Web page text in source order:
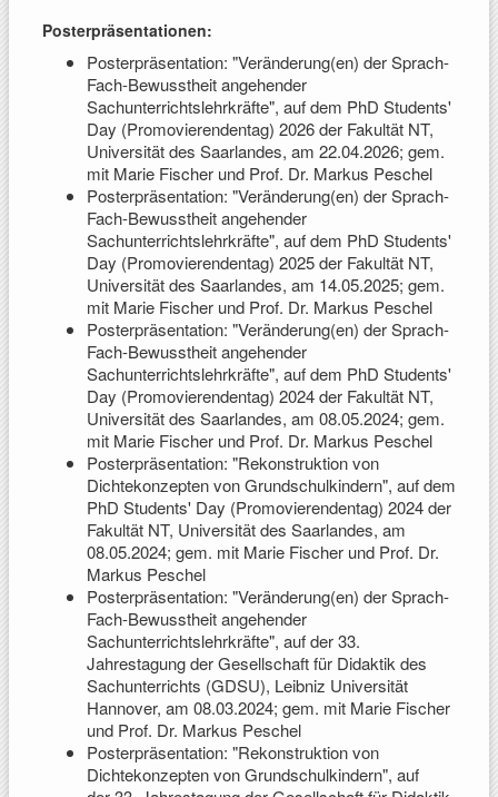
Posterpräsentationen:
Posterpräsentation: "Veränderung(en) der Sprach-
Fach-Bewusstheit angehender
Sachunterrichtslehrkräfte", auf dem PhD Students'
Day (Promovierendentag) 2026 der Fakultät NT,
Universität des Saarlandes, am 22.04.2026; gem.
mit Marie Fischer und Prof. Dr. Markus Peschel
Posterpräsentation: "Veränderung(en) der Sprach-
Fach-Bewusstheit angehender
Sachunterrichtslehrkräfte", auf dem PhD Students'
Day (Promovierendentag) 2025 der Fakultät NT,
Universität des Saarlandes, am 14.05.2025; gem.
mit Marie Fischer und Prof. Dr. Markus Peschel
Posterpräsentation: "Veränderung(en) der Sprach-
Fach-Bewusstheit angehender
Sachunterrichtslehrkräfte", auf dem PhD Students'
Day (Promovierendentag) 2024 der Fakultät NT,
Universität des Saarlandes, am 08.05.2024; gem.
mit Marie Fischer und Prof. Dr. Markus Peschel
Posterpräsentation: "Rekonstruktion von
Dichtekonzepten von Grundschulkindern", auf dem
PhD Students' Day (Promovierendentag) 2024 der
Fakultät NT, Universität des Saarlandes, am
08.05.2024; gem. mit Marie Fischer und Prof. Dr.
Markus Peschel
Posterpräsentation: "Veränderung(en) der Sprach-
Fach-Bewusstheit angehender
Sachunterrichtslehrkräfte", auf der 33.
Jahrestagung der Gesellschaft für Didaktik des
Sachunterrichts (GDSU), Leibniz Universität
Hannover, am 08.03.2024; gem. mit Marie Fischer
und Prof. Dr. Markus Peschel
Posterpräsentation: "Rekonstruktion von
Dichtekonzepten von Grundschulkindern", auf